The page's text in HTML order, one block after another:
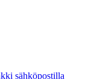
sähköpostilla